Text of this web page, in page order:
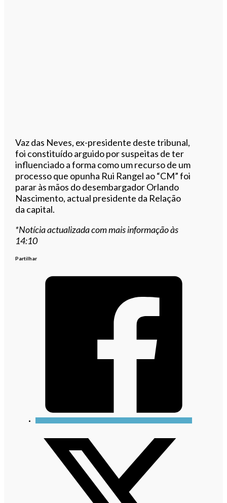
Vaz das Neves, ex-presidente deste tribunal,
foi constituído arguido por suspeitas de ter
influenciado a forma como um recurso de um
processo que opunha Rui Rangel ao “CM” foi
parar às mãos do desembargador Orlando
Nascimento, actual presidente da Relação
da capital.
*Notícia actualizada com mais informação às
14:10
Partilhar